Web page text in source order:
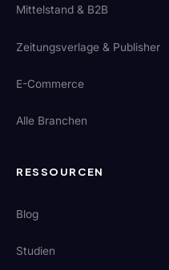
Mittelstand & B2B
Zeitungsverlage & Publisher
E-Commerce
Alle Branchen
RESSOURCEN
Blog
Studien